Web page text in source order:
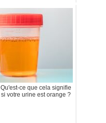
Qu'est-ce que cela signifie
si votre urine est orange ?